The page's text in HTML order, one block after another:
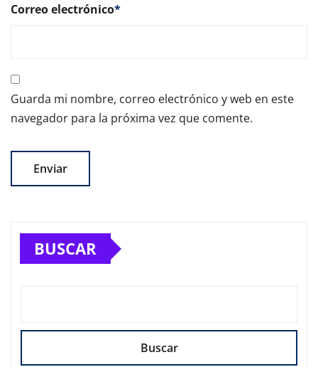
Correo electrónico*
Guarda mi nombre, correo electrónico y web en este
navegador para la próxima vez que comente.
BUSCAR
Buscar